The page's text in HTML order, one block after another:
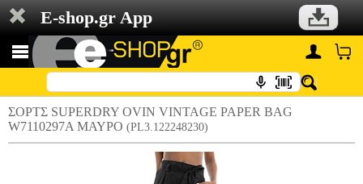
E-shop.gr App
ΣΟΡΤΣ SUPERDRY OVIN VINTAGE PAPER BAG
W7110297A ΜΑΥΡΟ (PL3.122248230)